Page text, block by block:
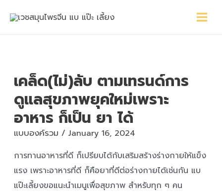
Menu
เคล็ด(ไม่)ลับ ตามเทรนด์การ
ดูแลสุขภาพยุคใหม่เพราะ
อาหาร ก็เป็น ยา ได้
แบบองค์รวม /January 16, 2024
การทานอาหารที่ดี ก็เปรียบได้กับเสริมสร้างร่างกายให้แข็ง
แรง เพราะอาหารที่ดี ก็คือยาที่ดีต่อร่างกายได้เช่นกัน แบ
แป๊ะเลี้ยงขอแนะนำเมนูเพื่อสุขภาพ สำหรับทุก ๆ คน
navigation